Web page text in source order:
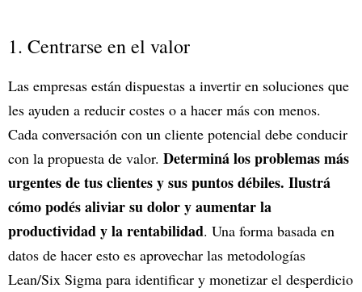
1. Centrarse en el valor
Las empresas están dispuestas a invertir en soluciones que
les ayuden a reducir costes o a hacer más con menos.
Cada conversación con un cliente potencial debe conducir
con la propuesta de valor. Determiná los problemas más
urgentes de tus clientes y sus puntos débiles. Ilustrá
cómo podés aliviar su dolor y aumentar la
productividad y la rentabilidad. Una forma basada en
datos de hacer esto es aprovechar las metodologías
Lean/Six Sigma para identificar y monetizar el desperdicio